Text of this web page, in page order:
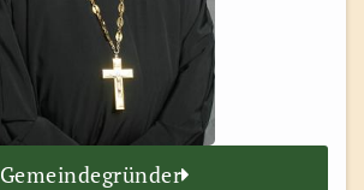
Gemeindegründer